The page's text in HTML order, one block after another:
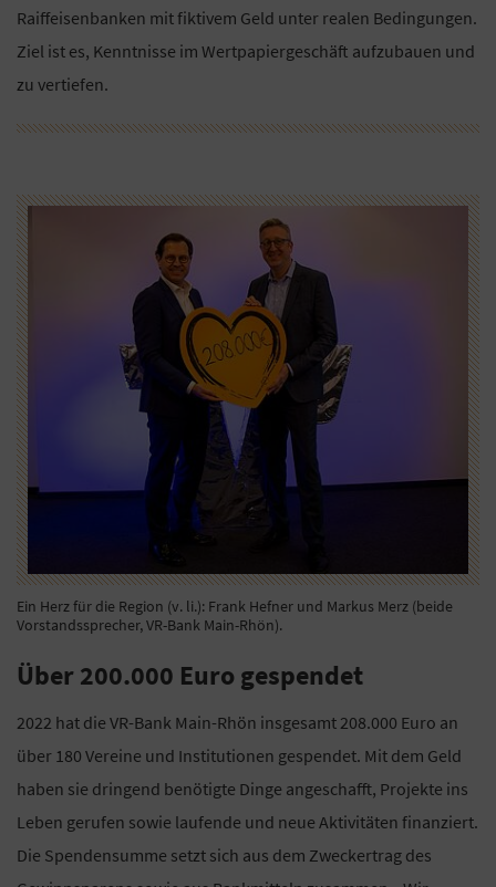
Raiffeisenbanken mit fiktivem Geld unter realen Bedingungen.
Ziel ist es, Kenntnisse im Wertpapiergeschäft aufzubauen und
zu vertiefen.
Ein Herz für die Region (v. li.): Frank Hefner und Markus Merz (beide
Vorstandssprecher, VR-Bank Main-Rhön).
Über 200.000 Euro gespendet
2022 hat die VR-Bank Main-Rhön insgesamt 208.000 Euro an
über 180 Vereine und Institutionen gespendet. Mit dem Geld
haben sie dringend benötigte Dinge angeschafft, Projekte ins
Leben gerufen sowie laufende und neue Aktivitäten finanziert.
Die Spendensumme setzt sich aus dem Zweckertrag des